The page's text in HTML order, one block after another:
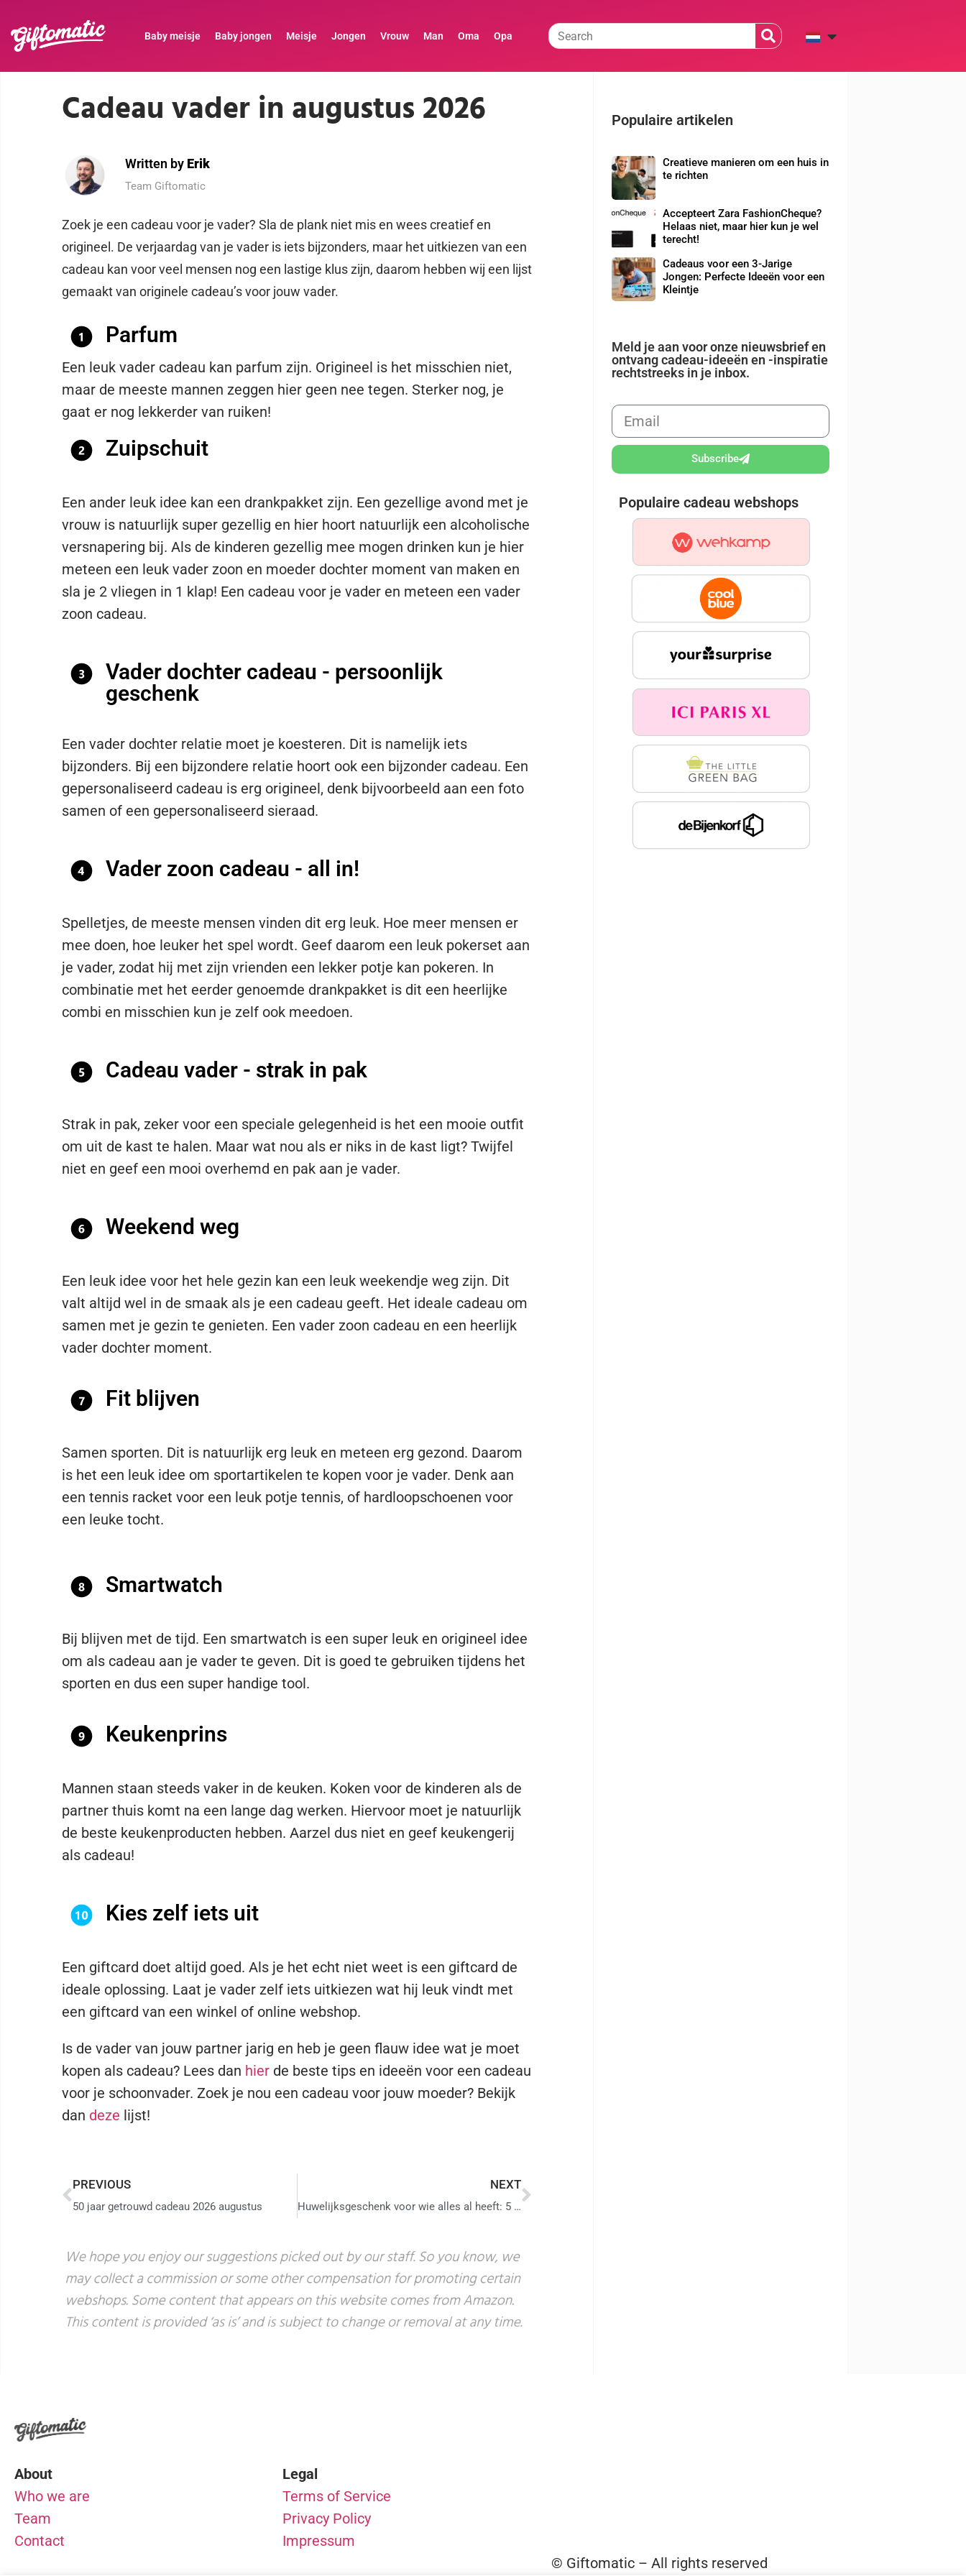
Baby meisje Baby jongen Meisje Jongen Vrouw Man Oma Opa
Cadeau vader in augustus 2026
Written by Erik
Team Giftomatic
Zoek je een cadeau voor je vader? Sla de plank niet mis en wees creatief en
origineel. De verjaardag van je vader is iets bijzonders, maar het uitkiezen van een
cadeau kan voor veel mensen nog een lastige klus zijn, daarom hebben wij een lijst
gemaakt van originele cadeau’s voor jouw vader.
Parfum
Een leuk vader cadeau kan parfum zijn. Origineel is het misschien niet,
maar de meeste mannen zeggen hier geen nee tegen. Sterker nog, je
gaat er nog lekkerder van ruiken!
Zuipschuit
Een ander leuk idee kan een drankpakket zijn. Een gezellige avond met je
vrouw is natuurlijk super gezellig en hier hoort natuurlijk een alcoholische
versnapering bij. Als de kinderen gezellig mee mogen drinken kun je hier
meteen een leuk vader zoon en moeder dochter moment van maken en
sla je 2 vliegen in 1 klap! Een cadeau voor je vader en meteen een vader
zoon cadeau.
Vader dochter cadeau - persoonlijk
geschenk
Een vader dochter relatie moet je koesteren. Dit is namelijk iets
bijzonders. Bij een bijzondere relatie hoort ook een bijzonder cadeau. Een
gepersonaliseerd cadeau is erg origineel, denk bijvoorbeeld aan een foto
samen of een gepersonaliseerd sieraad.
Vader zoon cadeau - all in!
Spelletjes, de meeste mensen vinden dit erg leuk. Hoe meer mensen er
mee doen, hoe leuker het spel wordt. Geef daarom een leuk pokerset aan
je vader, zodat hij met zijn vrienden een lekker potje kan pokeren. In
combinatie met het eerder genoemde drankpakket is dit een heerlijke
combi en misschien kun je zelf ook meedoen.
Cadeau vader - strak in pak
Strak in pak, zeker voor een speciale gelegenheid is het een mooie outfit
om uit de kast te halen. Maar wat nou als er niks in de kast ligt? Twijfel
niet en geef een mooi overhemd en pak aan je vader.
Weekend weg
Een leuk idee voor het hele gezin kan een leuk weekendje weg zijn. Dit
valt altijd wel in de smaak als je een cadeau geeft. Het ideale cadeau om
samen met je gezin te genieten. Een vader zoon cadeau en een heerlijk
vader dochter moment.
Fit blijven
Samen sporten. Dit is natuurlijk erg leuk en meteen erg gezond. Daarom
is het een leuk idee om sportartikelen te kopen voor je vader. Denk aan
een tennis racket voor een leuk potje tennis, of hardloopschoenen voor
een leuke tocht.
Smartwatch
Bij blijven met de tijd. Een smartwatch is een super leuk en origineel idee
om als cadeau aan je vader te geven. Dit is goed te gebruiken tijdens het
sporten en dus een super handige tool.
Keukenprins
Mannen staan steeds vaker in de keuken. Koken voor de kinderen als de
partner thuis komt na een lange dag werken. Hiervoor moet je natuurlijk
de beste keukenproducten hebben. Aarzel dus niet en geef keukengerij
als cadeau!
Kies zelf iets uit
Een giftcard doet altijd goed. Als je het echt niet weet is een giftcard de
ideale oplossing. Laat je vader zelf iets uitkiezen wat hij leuk vindt met
een giftcard van een winkel of online webshop.
Is de vader van jouw partner jarig en heb je geen flauw idee wat je moet
kopen als cadeau? Lees dan hier de beste tips en ideeën voor een cadeau
voor je schoonvader. Zoek je nou een cadeau voor jouw moeder? Bekijk
dan deze lijst!
PREVIOUS
50 jaar getrouwd cadeau 2026 augustus
NEXT
Huwelijksgeschenk voor wie alles al heeft: 5 originele ideeën
Populaire artikelen
Creatieve manieren om een huis in
te richten
Accepteert Zara FashionCheque?
Helaas niet, maar hier kun je wel
terecht!
Cadeaus voor een 3-Jarige
Jongen: Perfecte Ideeën voor een
Kleintje
Meld je aan voor onze nieuwsbrief en
ontvang cadeau-ideeën en -inspiratie
rechtstreeks in je inbox.
Subscribe
Populaire cadeau webshops
About
Who we are
Team
Contact
Legal
Terms of Service
Privacy Policy
Impressum
© Giftomatic – All rights reserved